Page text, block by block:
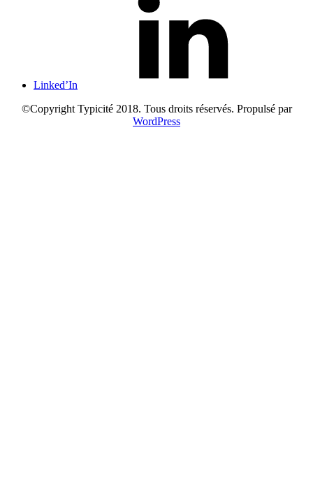
Linked’In
©Copyright Typicité 2018. Tous droits réservés. Propulsé par
WordPress